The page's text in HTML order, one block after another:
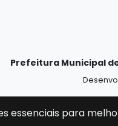
Prefeitura Municipal
essenciais para